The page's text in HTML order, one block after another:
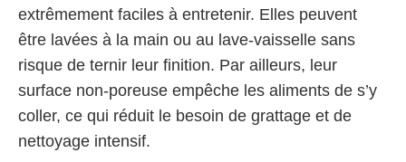
extrêmement faciles à entretenir. Elles peuvent
être lavées à la main ou au lave-vaisselle sans
risque de ternir leur finition. Par ailleurs, leur
surface non-poreuse empêche les aliments de s’y
coller, ce qui réduit le besoin de grattage et de
nettoyage intensif.